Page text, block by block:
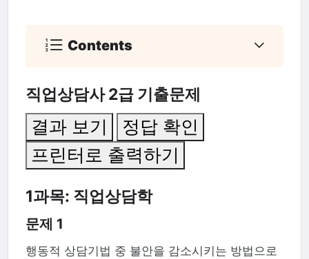
Contents
직업상담사 2급 기출문제
결과 보기
정답 확인
프린터로 출력하기
1과목: 직업상담학
문제 1
행동적 상담기법 중 불안을 감소시키는 방법으로